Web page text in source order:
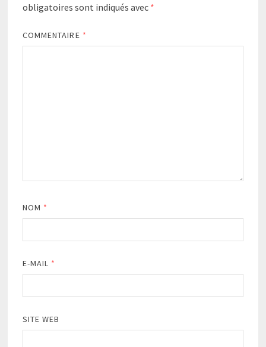
obligatoires sont indiqués avec *
COMMENTAIRE *
NOM *
E-MAIL *
SITE WEB